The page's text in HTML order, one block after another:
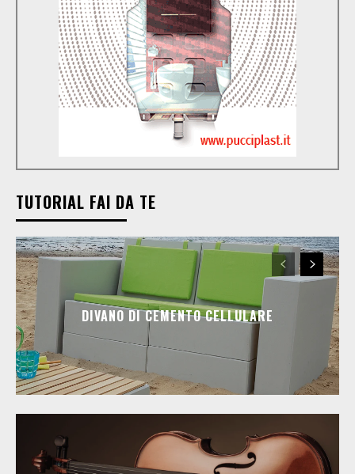
TUTORIAL FAI DA TE
DIVANO DI CEMENTO CELLULARE